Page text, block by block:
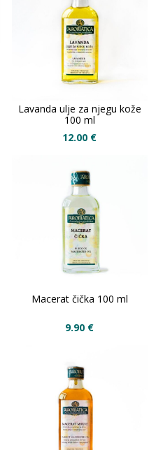
Lavanda ulje za njegu kože
100 ml
12.00 €
Macerat čička 100 ml
9.90 €